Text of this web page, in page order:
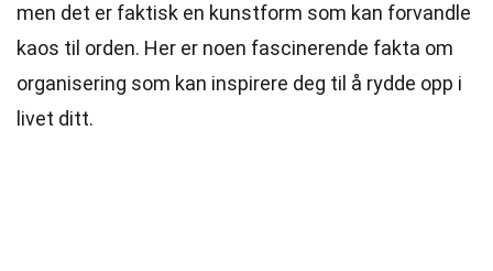
men det er faktisk en kunstform som kan forvandle
kaos til orden. Her er noen fascinerende fakta om
organisering som kan inspirere deg til å rydde opp i
livet ditt.